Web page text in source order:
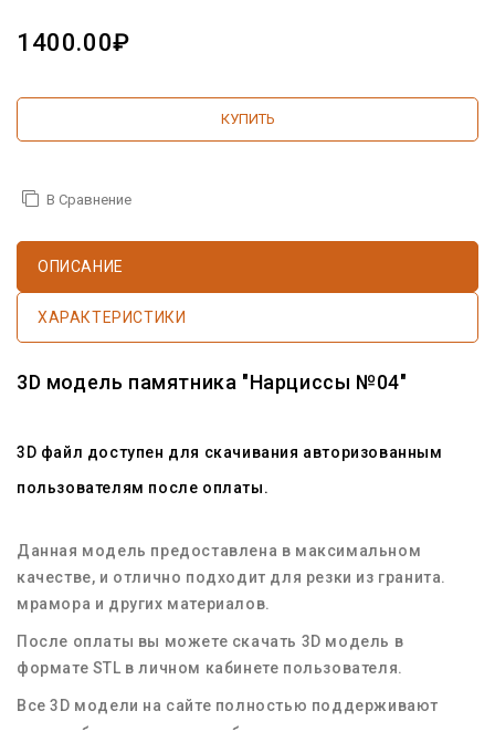
1400.00₽
КУПИТЬ
В Сравнение
ОПИСАНИЕ
ХАРАКТЕРИСТИКИ
3D модель памятника "Нарциссы №04"
3D файл доступен для скачивания авторизованным
пользователям после оплаты.
Данная модель предоставлена в максимальном
качестве, и отлично подходит для резки из гранита.
мрамора и других материалов.
После оплаты вы можете скачать 3D модель в
формате STL в личном кабинете пользователя.
Все 3D модели на сайте полностью поддерживают